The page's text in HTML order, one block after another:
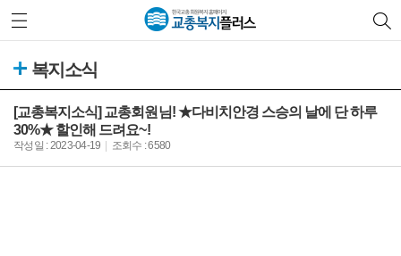
복지소식
[교총복지소식] 교총회원님! ★다비치안경 스승의 날에 단 하루
30%★ 할인해 드려요~!
작성일 : 2023-04-19 조회수 : 6580